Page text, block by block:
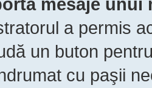
a permis
un buton
cu paşii